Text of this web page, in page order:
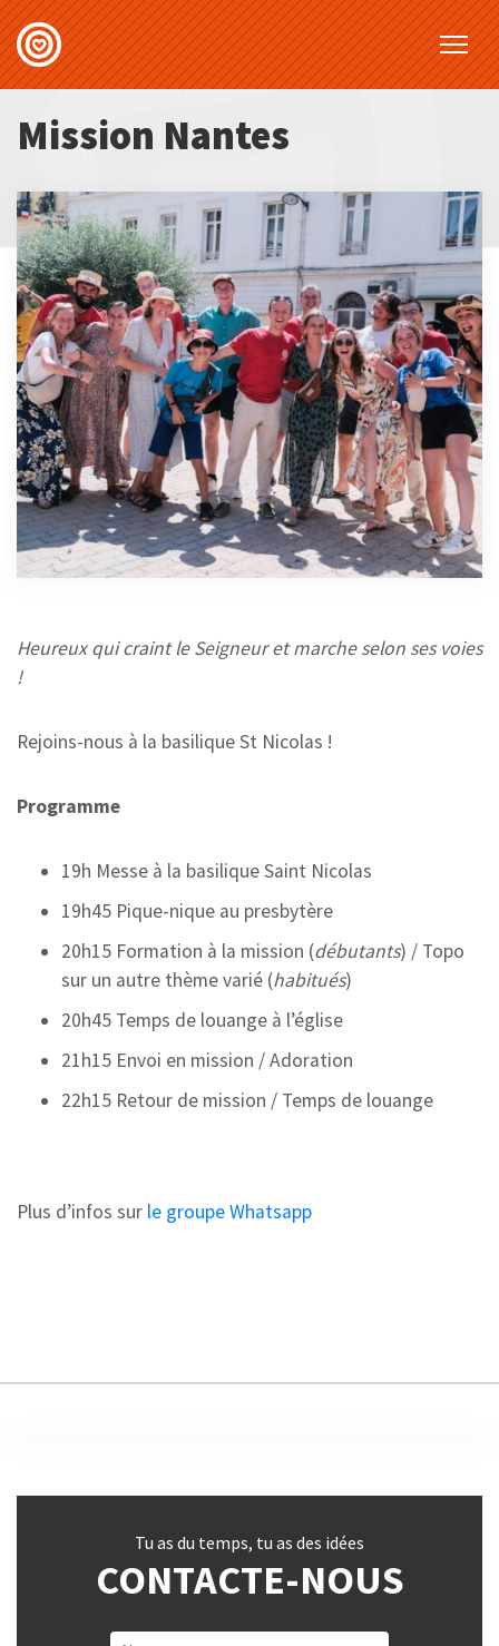
Mission Nantes
MISSION 5 JUIN 2025
Heureux qui craint le Seigneur et marche selon ses voies
!
Rejoins-nous à la basilique St Nicolas !
Programme
19h Messe à la basilique Saint Nicolas
19h45 Pique-nique au presbytère
20h15 Formation à la mission (débutants) / Topo
sur un autre thème varié (habitués)
20h45 Temps de louange à l’église
21h15 Envoi en mission / Adoration
22h15 Retour de mission / Temps de louange
Plus d’infos sur le groupe Whatsapp
Tu as du temps, tu as des idées
CONTACTE-NOUS